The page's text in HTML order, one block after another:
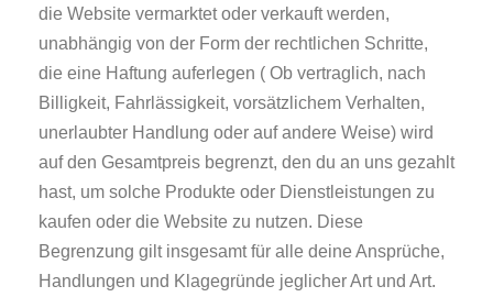
die Website vermarktet oder verkauft werden,
unabhängig von der Form der rechtlichen Schritte,
die eine Haftung auferlegen ( Ob vertraglich, nach
Billigkeit, Fahrlässigkeit, vorsätzlichem Verhalten,
unerlaubter Handlung oder auf andere Weise) wird
auf den Gesamtpreis begrenzt, den du an uns gezahlt
hast, um solche Produkte oder Dienstleistungen zu
kaufen oder die Website zu nutzen. Diese
Begrenzung gilt insgesamt für alle deine Ansprüche,
Handlungen und Klagegründe jeglicher Art und Art.